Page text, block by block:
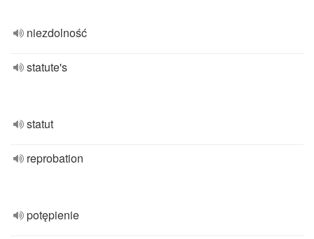
niezdolność
statute's
statut
reprobation
potępienie